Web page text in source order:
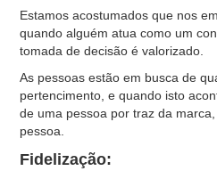
Estamos acostumados que nos
quando alguém atua como um
tomada de decisão é valorizado.
As pessoas estão em busca de
pertencimento, e quando isto
de uma pessoa por traz da
pessoa.
Fidelização: